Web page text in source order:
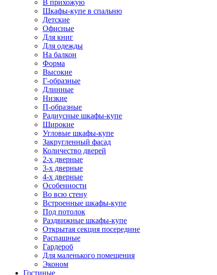
В прихожую
Шкафы-купе в спальню
Детские
Офисные
Для книг
Для одежды
На балкон
Форма
Высокие
Г-образные
Длинные
Низкие
П-образные
Радиусные шкафы-купе
Широкие
Угловые шкафы-купе
Закругленный фасад
Количество дверей
2-х дверные
3-х дверные
4-х дверные
Особенности
Во всю стену
Встроенные шкафы-купе
Под потолок
Раздвижные шкафы-купе
Открытая секция посередине
Распашные
Гардероб
Для маленького помещения
Эконом
Гостиные